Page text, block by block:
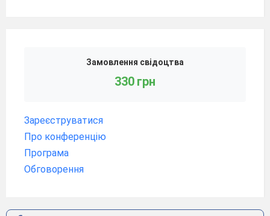
Замовлення свідоцтва
330 грн
Зареєструватися
Про конференцію
Програма
Обговорення